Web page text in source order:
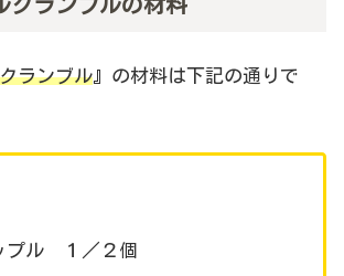
クランブルの材料
ランブル』の材料は下記の通りで
プル １／２個